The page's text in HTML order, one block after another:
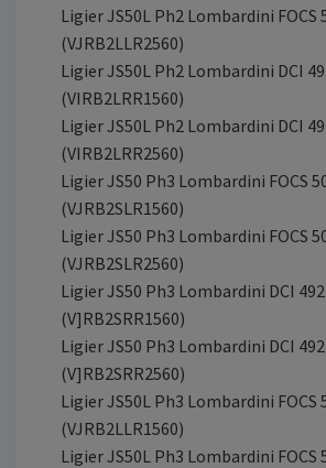
Ligier JS50L Ph2 Lombardini FOCS
(VJRB2LLR2560)
Ligier JS50L Ph2 Lombardini DCI
(VIRB2LRR1560)
Ligier JS50L Ph2 Lombardini DCI
(VIRB2LRR2560)
Ligier JS50 Ph3 Lombardini FOCS
(VJRB2SLR1560)
Ligier JS50 Ph3 Lombardini FOCS
(VJRB2SLR2560)
Ligier JS50 Ph3 Lombardini DCI
(V]RB2SRR1560)
Ligier JS50 Ph3 Lombardini DCI
(V]RB2SRR2560)
Ligier JS50L Ph3 Lombardini FOCS
(VJRB2LLR1560)
Ligier JS50L Ph3 Lombardini FOCS